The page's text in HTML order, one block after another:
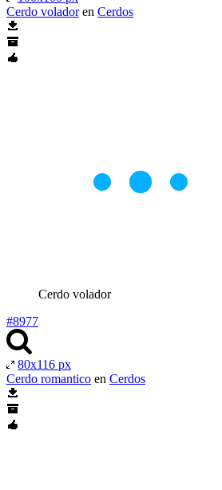
Cerdo voladoren Cerdos
Cerdo volador
#8977
80x116 px
Cerdo romantico en Cerdos